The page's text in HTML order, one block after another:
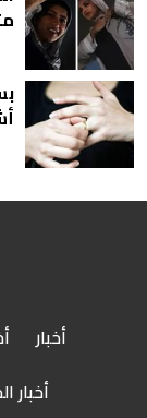
أخبار
أخبار